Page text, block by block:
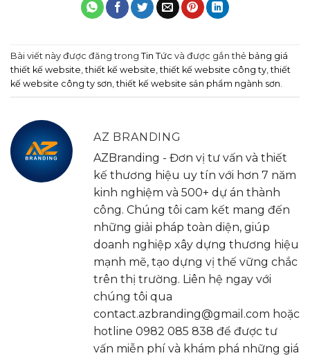
Bài viết này được đăng trong Tin Tức và được gắn thẻ bảng giá
thiết kế website,thiết kế website,thiết kế website công ty,thiết
kế website công ty sơn,thiết kế website sản phẩm ngành sơn.
AZ BRANDING
AZBranding - Đơn vị tư vấn và thiết
kế thương hiệu uy tín với hơn 7 năm
kinh nghiệm và 500+ dự án thành
công. Chúng tôi cam kết mang đến
những giải pháp toàn diện, giúp
doanh nghiệp xây dựng thương hiệu
mạnh mẽ, tạo dựng vị thế vững chắc
trên thị trường. Liên hệ ngay với
chúng tôi qua
contact.azbranding@gmail.com hoặc
hotline 0982 085 838 để được tư
vấn miễn phí và khám phá những giá